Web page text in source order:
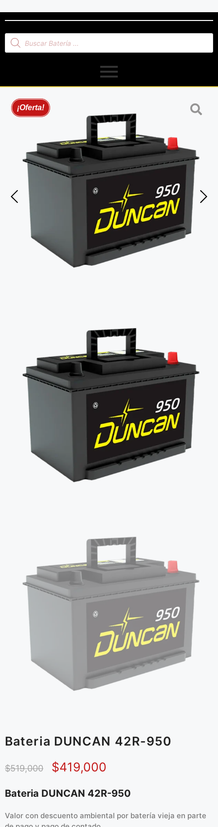
¡Oferta!
Bateria DUNCAN 42R-950
$519,000 $419,000
Bateria DUNCAN 42R-950
Valor con descuento ambiental por batería vieja en parte